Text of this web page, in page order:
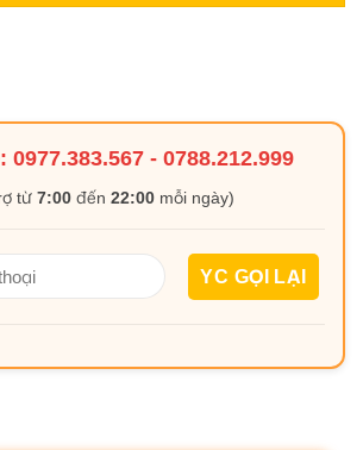
0977.383.567- 0788.212.999
từ 7:00đến 22:00mỗi ngày)